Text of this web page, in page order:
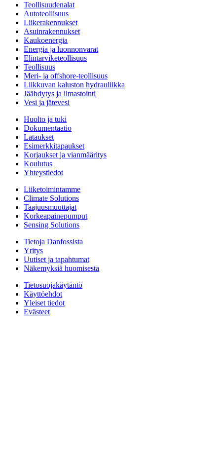
Teollisuudenalat
Autoteollisuus
Liikerakennukset
Asuinrakennukset
Kaukoenergia
Energia ja luonnonvarat
Elintarviketeollisuus
Teollisuus
Meri- ja offshore-teollisuus
Liikkuvan kaluston hydrauliikka
Jäähdytys ja ilmastointi
Vesi ja jätevesi
Huolto ja tuki
Dokumentaatio
Lataukset
Esimerkkitapaukset
Korjaukset ja vianmääritys
Koulutus
Yhteystiedot
Liiketoimintamme
Climate Solutions
Taajuusmuuttajat
Korkeapainepumput
Sensing Solutions
Tietoja Danfossista
Yritys
Uutiset ja tapahtumat
Näkemyksiä huomisesta
Tietosuojakäytäntö
Käyttöehdot
Yleiset tiedot
Evästeet